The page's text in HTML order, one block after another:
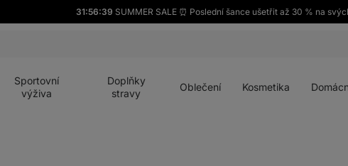
31:56:37 SUMMER SALE ⏰ Poslední šance ušetřit až 30 % na
Sportovní
výživa
Doplňky
stravy
Oblečení Kosmetika